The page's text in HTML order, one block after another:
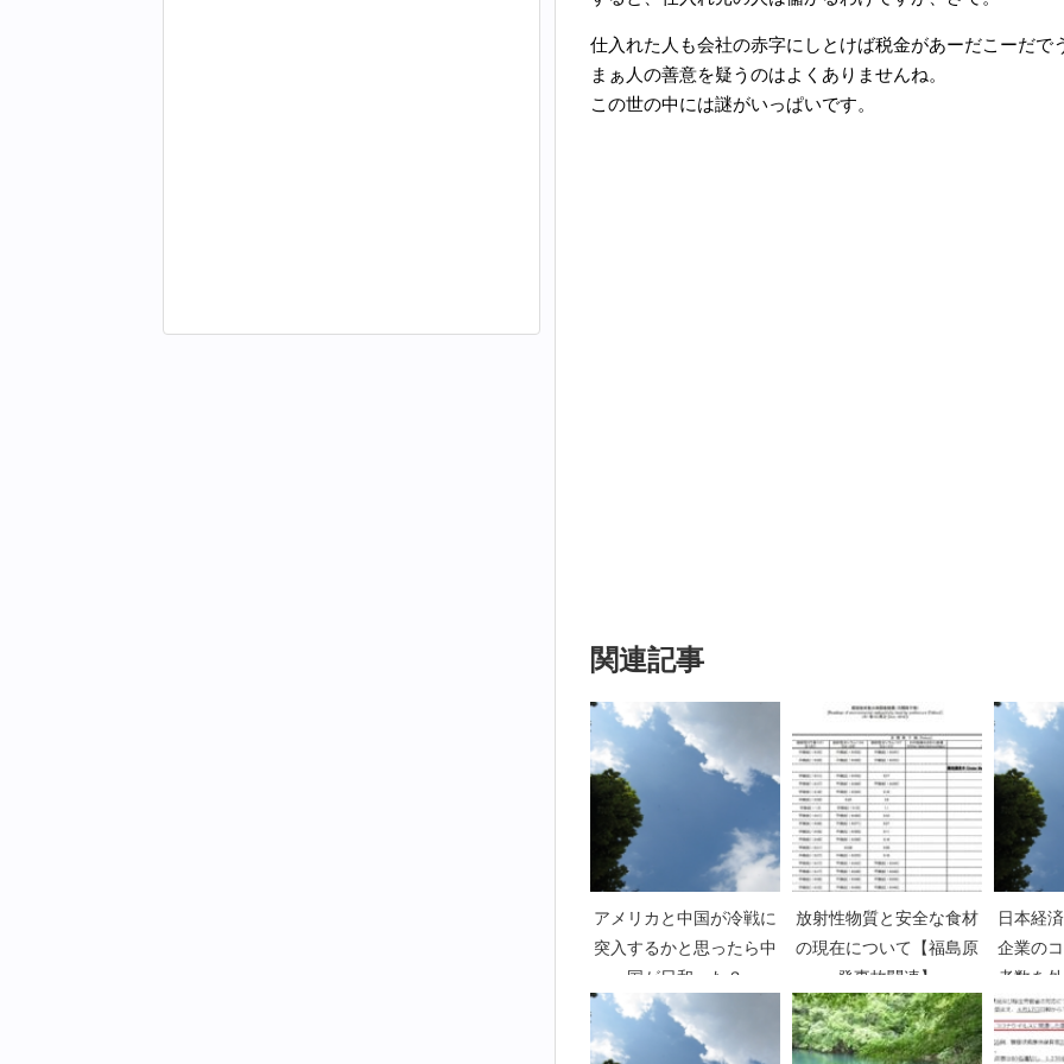
仕入れた人も会社の赤字にしとけば税金があーだこーだで
まぁ人の善意を疑うのはよくありませんね。
この世の中には謎がいっぱいです。
関連記事
アメリカと中国が冷戦に
突入するかと思ったら中
国が日和った？
放射性物質と安全な食材
の現在について【福島原
発事故関連】
日本経
企業の
者数を
値と